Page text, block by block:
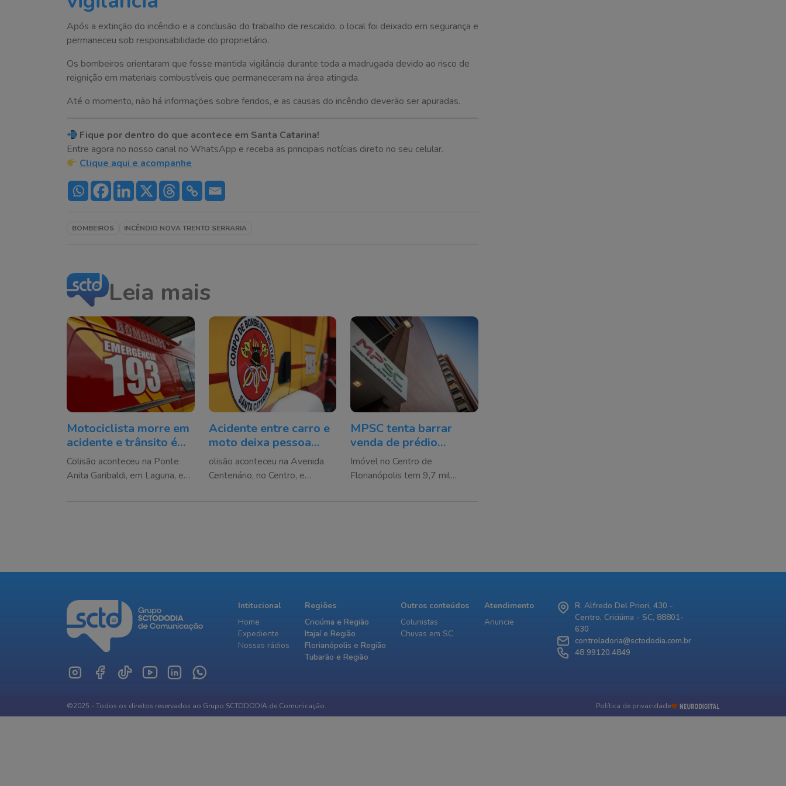
Após a extinção do incêndio e a conclusão do trabalho de rescaldo, o local foi deixado em segurança e
permaneceu sob responsabilidade do proprietário.
Os bombeiros orientaram que fosse mantida vigilância durante toda a madrugada devido ao risco de
reignição em materiais combustíveis que permaneceram na área atingida.
Até o momento, não há informações sobre feridos, e as causas do incêndio deverão ser apuradas.
Fique por dentro do que acontece em Santa Catarina!
Entre agora no nosso canal no WhatsApp e receba as principais notícias direto no seu celular.
Clique aqui e acompanhe
BOMBEIROS INCÊNDIO NOVA TRENTO SERRARIA
Leia mais
Motociclista morre em
acidente e trânsito é
desviado na BR-101
Colisão aconteceu na Ponte
Anita Garibaldi, em Laguna, e
Acidente entre carro e
moto deixa pessoa
ferida em Criciúma
olisão aconteceu na Avenida
Centenário, no Centro, e
MPSC tenta barrar
venda de prédio
destinado ao Arquivo
Público na Capital
Imóvel no Centro de
Florianópolis tem 9,7 mil
Intitucional
Home
Expediente
Nossas rádios
Regiões
Criciúma e Região
Itajaí e Região
Florianópolis e Região
Tubarão e Região
Outros conteúdos
Colunistas
Chuvas em SC
Atendimento
Anuncie
R. Alfredo Del Priori, 430 -
Centro, Criciúma - SC, 88801-
630
controladoria@sctododia.com.br
48 99120.4849
©2025 - Todos os direitos reservados ao Grupo SCTODODIA de Comunicação. Política de privacidade